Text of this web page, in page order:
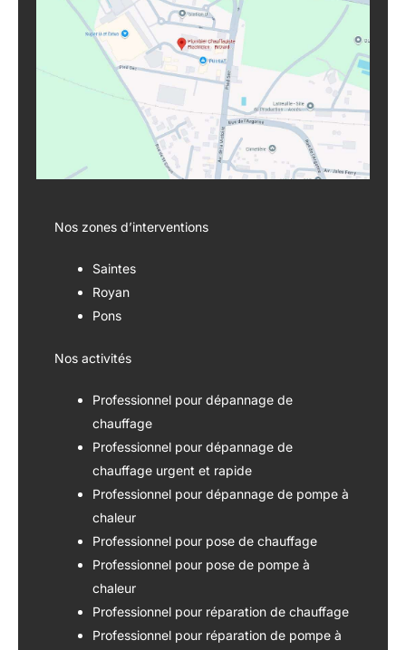
Nos zones d’interventions
Saintes
Royan
Pons
Nos activités
Professionnel pour dépannage de
chauffage
Professionnel pour dépannage de
chauffage urgent et rapide
Professionnel pour dépannage de pompe à
chaleur
Professionnel pour pose de chauffage
Professionnel pour pose de pompe à
chaleur
Professionnel pour réparation de chauffage
Professionnel pour réparation de pompe à